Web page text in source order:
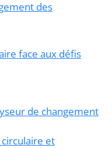
des
face aux défis
de changement
circulaire et